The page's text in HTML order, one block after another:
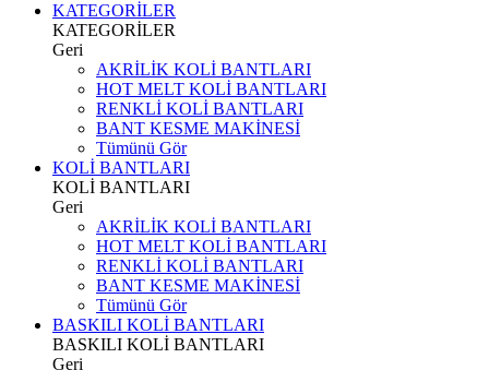
KATEGORİLER
KATEGORİLER
Geri
AKRİLİK KOLİ BANTLARI
HOT MELT KOLİ BANTLARI
RENKLİ KOLİ BANTLARI
BANT KESME MAKİNESİ
Tümünü Gör
KOLİ BANTLARI
KOLİ BANTLARI
Geri
AKRİLİK KOLİ BANTLARI
HOT MELT KOLİ BANTLARI
RENKLİ KOLİ BANTLARI
BANT KESME MAKİNESİ
Tümünü Gör
BASKILI KOLİ BANTLARI
BASKILI KOLİ BANTLARI
Geri